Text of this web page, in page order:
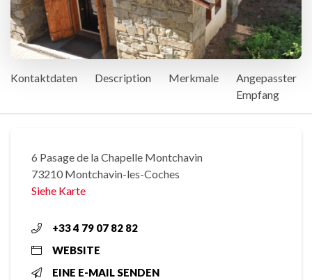
Kontaktdaten Description Merkmale
Angepasster
Empfang
6 Pasage de la Chapelle Montchavin
73210 Montchavin-les-Coches
Siehe Karte
+33 4 79 07 82 82
WEBSITE
EINE E-MAIL SENDEN